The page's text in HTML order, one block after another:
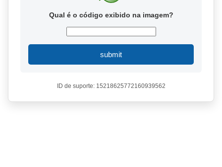
Qual é o código exibido na imagem?
submit
ID de suporte: 15218625772160939562